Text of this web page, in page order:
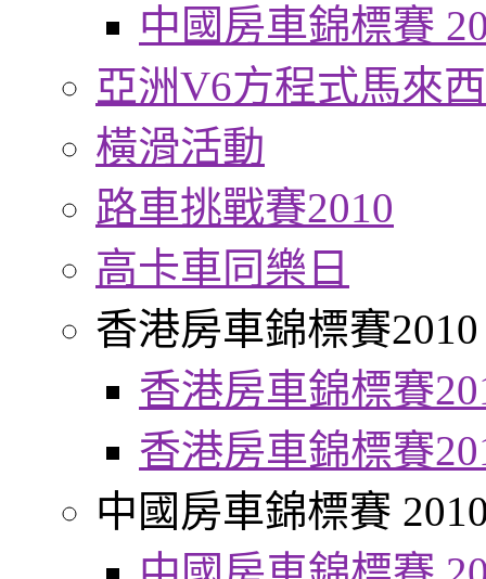
中國房車錦標賽
亞洲V6方程式馬來
橫滑活動
路車挑戰賽2010
高卡車同樂日
香港房車錦標賽2010
香港房車錦標賽
香港房車錦標賽
中國房車錦標賽